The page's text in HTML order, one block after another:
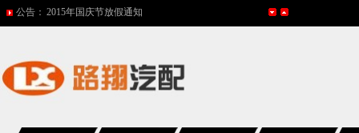
公告： 2015年国庆节放假通知
网站改版
五一放假通知